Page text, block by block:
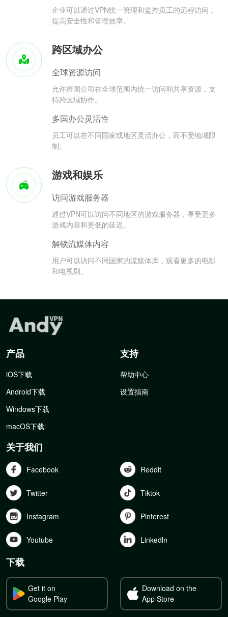
企业可以通过VPN统一管理和监控员工的远程访问，
提高安全性和管理效率。
跨区域办公
全球资源访问
允许跨国公司在全球范围内统一访问和共享资源，支
持跨区域协作。
多国办公灵活性
员工可以在不同国家或地区灵活办公，而不受地域限
制。
游戏和娱乐
访问游戏服务器
通过VPN可以访问不同地区的游戏服务器，享受更多
游戏内容和更低的延迟。
解锁流媒体内容
用户可以访问不同国家的流媒体库，观看更多的电影
和电视剧。
产品
iOS下载
Android下载
Windows下载
macOS下载
支持
帮助中心
设置指南
关于我们
Facebook Reddit
Twitter Tiktok
Instagram Pinterest
Youtube Linkedln
下载
Get it on
Google Play
Download on the
App Store